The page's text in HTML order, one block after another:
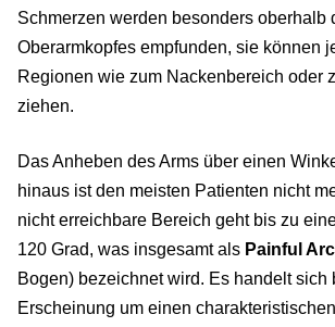
Schmerzen werden besonders oberhalb
Oberarmkopfes empfunden, sie können
Regionen wie zum Nackenbereich oder
ziehen.
Das Anheben des Arms über einen
hinaus ist den meisten Patienten nicht
nicht erreichbare Bereich geht bis zu
120 Grad, was insgesamt als Painful Arc
Bogen) bezeichnet wird. Es handelt sich
Erscheinung um einen